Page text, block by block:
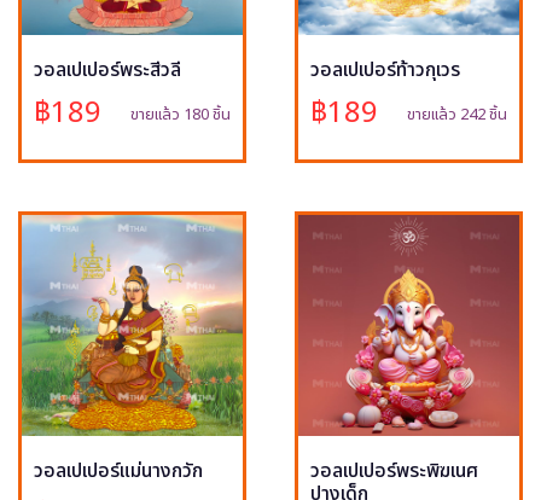
วอลเปเปอร์พระสีวลี
฿189 ขายแล้ว 180 ชิ้น
วอลเปเปอร์ท้าวกุเวร
฿189 ขายแล้ว 242 ชิ้น
วอลเปเปอร์แม่นางกวัก วอลเปเปอร์พระพิฆเนศ
ปางเด็ก